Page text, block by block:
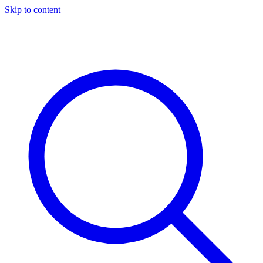
Skip to content